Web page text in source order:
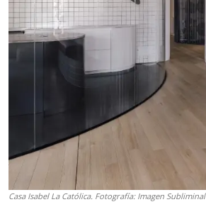
Casa Isabel La Católica. Fotografía: Imagen Subliminal